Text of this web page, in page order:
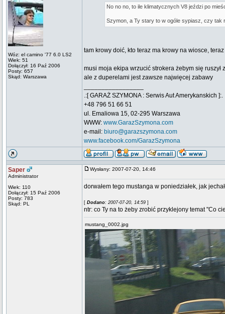
Wóz: el camino '77 6.0 LS2
Wiek: 51
Dołączył: 16 Paź 2006
Posty: 657
Skąd: Warszawa
No no no, to ile klimatycznych V8 jeździ po
Szymon, a Ty stary to w ogóle sypiasz, czy
tam krowy doić, kto teraz ma krowy na wiosce,
musi moja ekipa wrzucić strokera żebym się
ale z duperelami jest zawsze najwięcej zabawy
.:[ GARAŻ SZYMONA : Serwis Aut Amerykanskich ]:.
+48 796 51 66 51
ul. Emaliowa 15, 02-295 Warszawa
WWW: www.GarazSzymona.com
e-mail: biuro@garazszymona.com
www.facebook.com/GarazSzymona
Saper
Administrator
Wiek: 110
Dołączył: 15 Paź 2006
Posty: 783
Skąd: PL
Wysłany: 2007-07-20, 14:46
dorwałem tego mustanga w poniedziałek, jak
[ Dodano: 2007-07-20, 14:59 ]
ntr: co Ty na to żeby zrobić przyklejony temat "Co
mustang_0002.jpg